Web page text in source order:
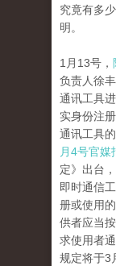
究竟有多
明。
1月13号，
负责人徐
通讯工具
实身份注
通讯工具
月4号官媒
定》出台
即时通信
册或使用
供者应当
求使用者
规定将于3